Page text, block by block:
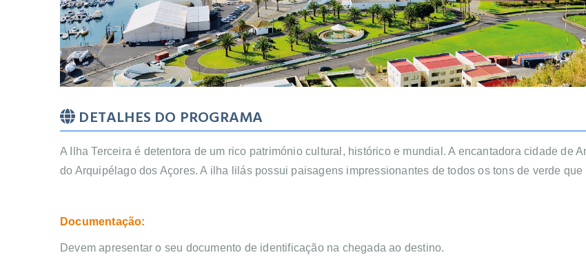
DETALHES DO PROGRAMA
A Ilha Terceira é detentora de um rico património cultural, histórico e mundial. A encantadora cidade de
do Arquipélago dos Açores. A ilha lilás possui paisagens impressionantes de todos os tons de verde que
Documentação:
Devem apresentar o seu documento de identificação na chegada ao destino.